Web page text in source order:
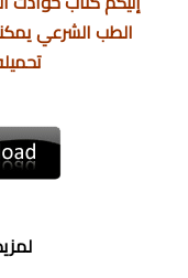
الطب الشرعي